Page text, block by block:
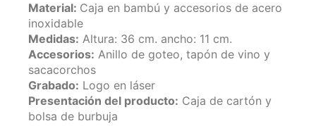
Material: Caja en bambú y accesorios de acero
inoxidable
Medidas: Altura: 36 cm. ancho: 11 cm.
Accesorios: Anillo de goteo, tapón de vino y
sacacorchos
Grabado: Logo en láser
Presentación del producto: Caja de cartón y
bolsa de burbuja